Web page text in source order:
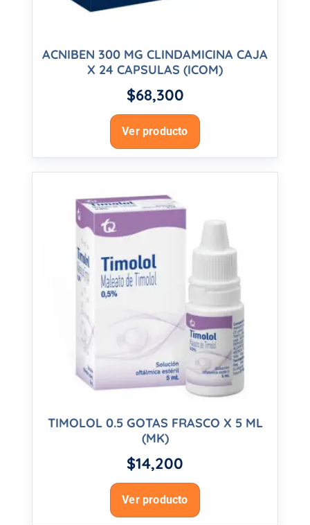
ACNIBEN 300 MG CLINDAMICINA CAJA
X 24 CAPSULAS (ICOM)
$68,300
Ver producto
TIMOLOL 0.5 GOTAS FRASCO X 5 ML
(MK)
$14,200
Ver producto